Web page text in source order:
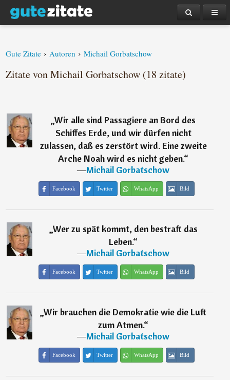
Gute Zitate › Autoren › Michail Gorbatschow
Zitate von Michail Gorbatschow (18 zitate)
„Wir alle sind Passagiere an Bord des
Schiffes Erde, und wir dürfen nicht
zulassen, daß es zerstört wird. Eine zweite
Arche Noah wird es nicht geben.“
―Michail Gorbatschow
Facebook Twitter WhatsApp Bild
„Wer zu spät kommt, den bestraft das
Leben.“
―Michail Gorbatschow
Facebook Twitter WhatsApp Bild
„Wir brauchen die Demokratie wie die Luft
zum Atmen.“
―Michail Gorbatschow
Facebook Twitter WhatsApp Bild